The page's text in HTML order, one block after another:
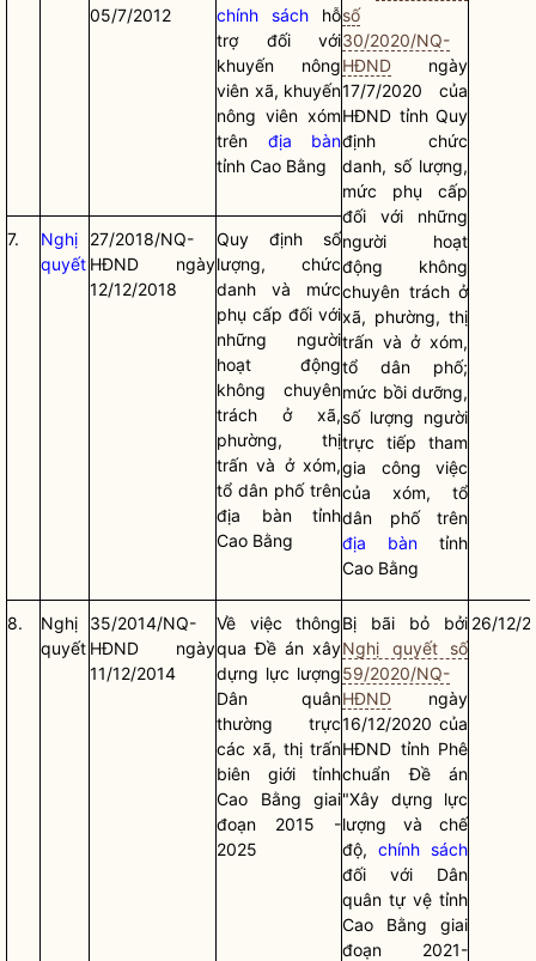
05/7/2012 chính sách hỗ
trợ đối với
khuyến nông
viên xã, khuyến
nông viên xóm
trên địa bàn
tỉnh Cao Bằng
số
30/2020/NQ-
HĐND ngày
17/7/2020 của
HĐND tỉnh Quy
định chức
danh, số lượng,
mức phụ cấp
đối với những
người hoạt
động không
chuyên trách ở
xã, phường, thị
trấn và ở xóm,
tổ dân phố;
mức bồi dưỡng,
số lượng người
trực tiếp tham
gia công việc
của xóm, tổ
dân phố trên
địa bàn tỉnh
Cao Bằng
7.
Nghị
quyết
27/2018/NQ-
HĐND ngày
12/12/2018
Quy định số
lượng, chức
danh và mức
phụ cấp đối với
những người
hoạt động
không chuyên
trách ở xã,
phường, thị
trấn và ở xóm,
tổ dân phố trên
địa bàntỉnh
Cao Bằng
8.
Nghị
quyết
35/2014/NQ-
HĐND ngày
11/12/2014
Về việc thông
qua Đề án xây
dựng lực lượng
Dân quân
thường trực
các xã, thị trấn
biên giới tỉnh
Cao Bằng giai
đoạn 2015 -
2025
Bị bãi bỏ bởi
Nghị quyết số
59/2020/NQ-
HĐND ngày
16/12/2020 của
HĐND tỉnh Phê
chuẩn Đề án
"Xây dựng lực
lượng và chế
độ, chính sách
đối với Dân
quân tự vệ tỉnh
Cao Bằng giai
đoạn 2021-
26/12/